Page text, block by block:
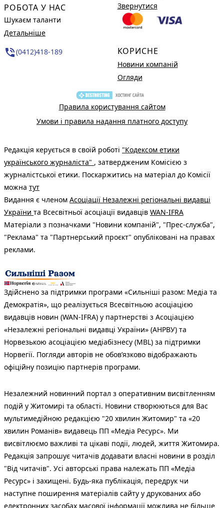
РОБОТА У НАС
Шукаєм таланти
Детальніше
phone_in_talk(0412)418-189
Звернутися
КОРИСНЕ
Новини компаній
Огляди
Правила користування сайтом
Умови і правила надання платного доступу
Редакція керується в своїй роботі "Кодексом етики
українського журналіста" , затвердженим Комісією з
журналістської етики. Поскаржитись на матеріал до Комісії
можна тут
Видання є членом Асоціації Незалежні регіональні видавці
України та Всесвітньої асоціації видавців WAN-IFRA
Матеріали з позначками "Новини компаній", "Прес-служба",
"Реклама" та "Партнерський проєкт" опубліковані на правах
реклами.
Здійснено за підтримки програми «Сильніші разом: Медіа та
Демократія», що реалізується Всесвітньою асоціацією
видавців новин (WAN-IFRA) у партнерстві з Асоціацією
«Незалежні регіональні видавці України» (АНРВУ) та
Норвезькою асоціацією медіабізнесу (MBL) за підтримки
Норвегії. Погляди авторів не обов’язково відображають
офіційну позицію партнерів програми.
Незалежний новинний портал з оперативним висвітленням
подій у Житомирі та області. Новини створюються для Вас
мультимедійною редакцією "20 хвилин Житомир" та «20
хвилин Романів» видавець ПП «Медіа Ресурс». Ми
висвітлюємо важливі та цікаві події, людей, життя Житомира.
Редакція запрошує читачів додавати власні новини в розділ
"Від читачів". Усі авторські права належать ПП «Медіа
Ресурс» і захищені. Будь-яка публiкацiя, передрук чи
наступне поширення матеріалів сайту у друкованих або
електронних засобах масової інформації можлива не більше